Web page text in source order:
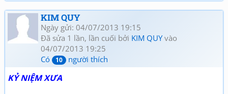
KIM QUY
Ngày gửi: 04/07/2013 19:15
Đã sửa 1 lần, lần cuối bởi KIM QUYvào
04/07/2013 19:25
Có
10 người thích
KỶ NIỆM XƯA